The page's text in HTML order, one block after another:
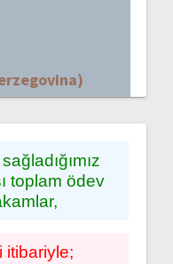
toplam ödev
itibariyle;